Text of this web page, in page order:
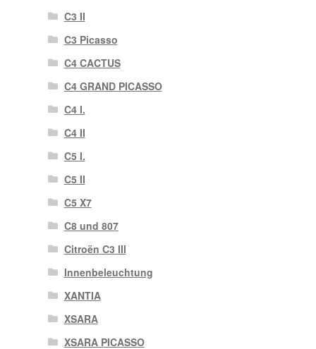
C3 II
C3 Picasso
C4 CACTUS
C4 GRAND PICASSO
C4 I.
C4 II
C5 I.
C5 II
C5 X7
C8 und 807
Citroën C3 III
Innenbeleuchtung
XANTIA
XSARA
XSARA PICASSO